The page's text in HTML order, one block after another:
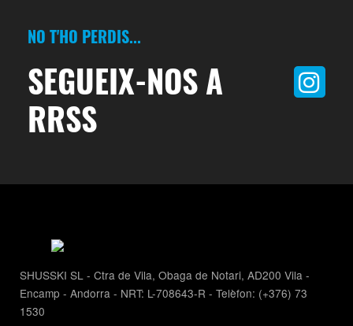
NO T'HO PERDIS...
SEGUEIX-NOS A
RRSS
SHUSSKI SL - Ctra de Vila, Obaga de Notari, AD200 Vila -
Encamp - Andorra - NRT: L-708643-R - Telèfon: (+376) 73
1530